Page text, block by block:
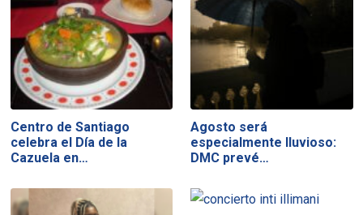
Centro de Santiago
celebra el Día de la
Cazuela en…
Agosto será
especialmente lluvioso:
DMC prevé…